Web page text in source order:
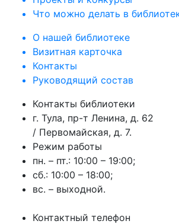
Что можно делать в
О нашей библиотеке
Визитная карточка
Контакты
Руководящий состав
Контакты библиотеки
г. Тула, пр-т Ленина, д. 62
/ Первомайская, д. 7.
Режим работы
пн. – пт.: 10:00 – 19:00;
сб.: 10:00 – 18:00;
вс. – выходной.
Контактный телефон